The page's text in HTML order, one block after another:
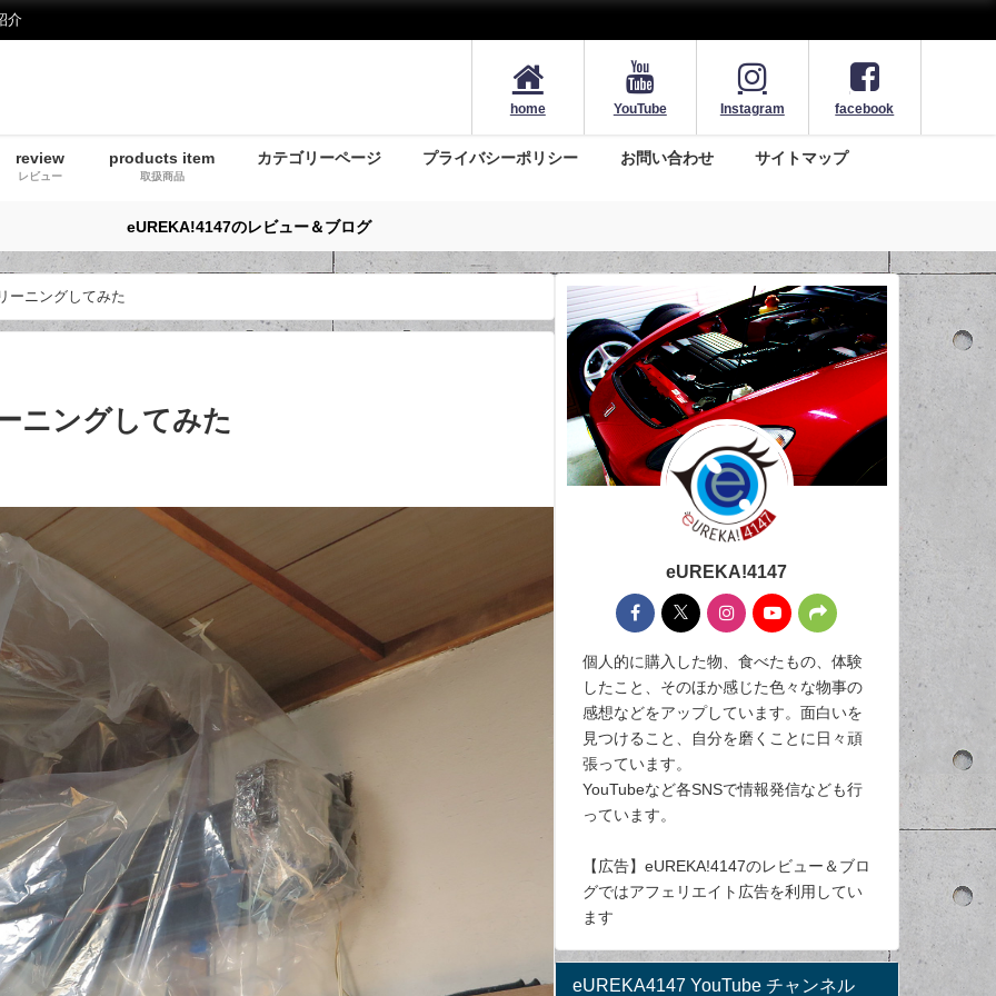
介
home YouTube Instagram facebook
review
レビュー
products item
取扱商品
カテゴリーページ プライバシーポリシー お問い合わせ サイトマップ
eUREKA!4147のレビュー＆ブログ
ーニングしてみた
ニングしてみた
eUREKA!4147
個人的に購入した物、食べたもの、体験
したこと、そのほか感じた色々な物事の
感想などをアップしています。面白いを
見つけること、自分を磨くことに日々頑
張っています。
YouTubeなど各SNSで情報発信なども行
っています。
【広告】eUREKA!4147のレビュー＆ブロ
グではアフェリエイト広告を利用してい
ます
eUREKA4147 YouTube チャンネル